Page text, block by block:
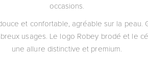
occasions.
et confortable, agréable sur la peau.
usages. Le logo Robey brodé et le
une allure distinctive et premium.